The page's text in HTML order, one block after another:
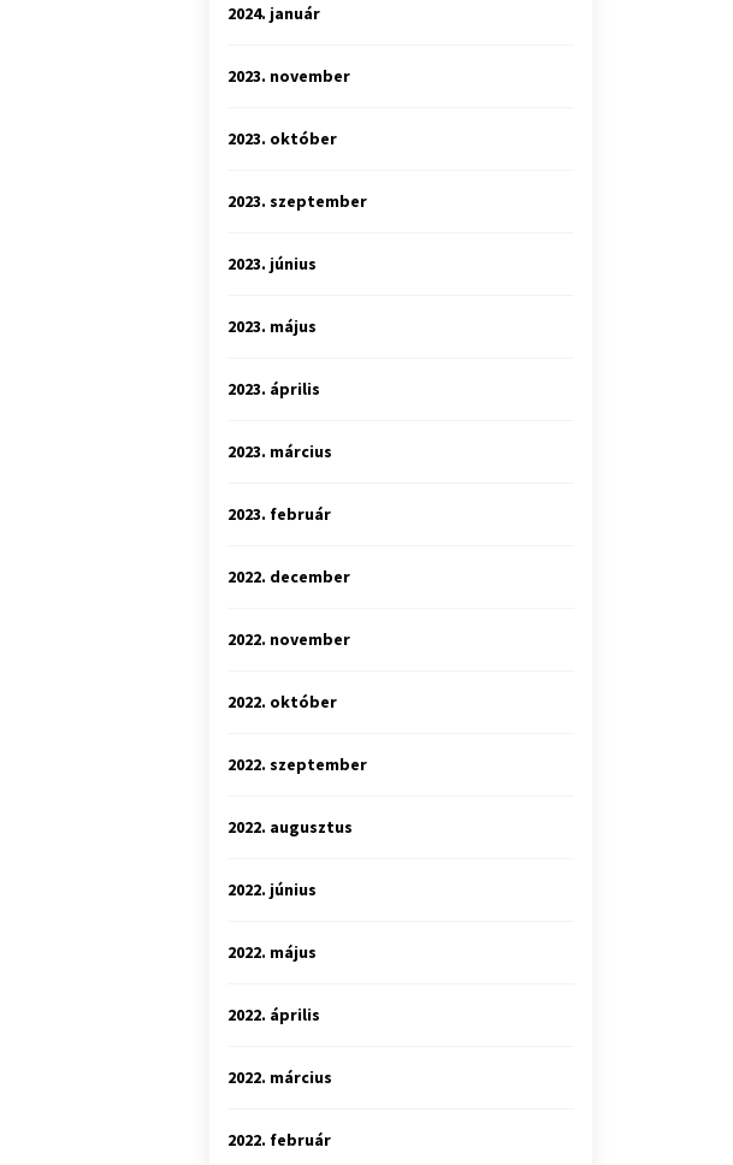
2024. január
2023. november
2023. október
2023. szeptember
2023. június
2023. május
2023. április
2023. március
2023. február
2022. december
2022. november
2022. október
2022. szeptember
2022. augusztus
2022. június
2022. május
2022. április
2022. március
2022. február